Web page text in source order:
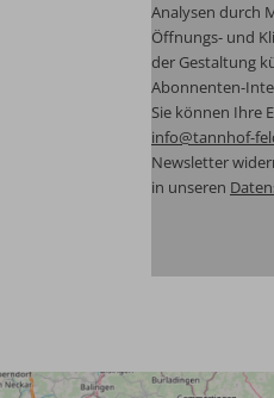
Analysen durch
Öffnungs- und
der Gestaltung
Abonnenten-
Sie können Ihre
info@tannhof-
Newsletter
in unseren